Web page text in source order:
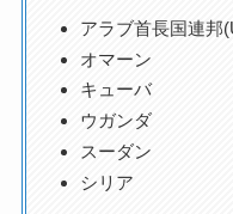
アラブ首長国連邦
オマーン
キューバ
ウガンダ
スーダン
シリア